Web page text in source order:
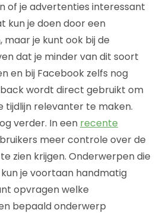
of je advertenties interessant
kun je doen door een
je kunt ook bij de
dat je minder van dit soort
en bij Facebook zelfs nog
wordt direct gebruikt om
tijdlijn relevanter te maken.
verder. In een recente
meer controle over de
zien krijgen. Onderwerpen die
je voortaan handmatig
opvragen welke
bepaald onderwerp